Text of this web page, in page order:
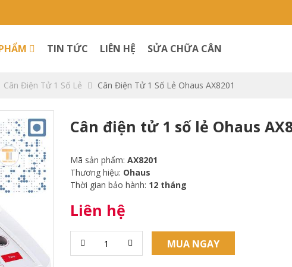
TIN TỨC LIÊN HỆ SỬA CHỮA CÂN
Cân Điện Tử 1 Số Lẻ Cân Điện Tử 1 Số Lẻ Ohaus AX8201
Cân điện tử 1 số lẻ Ohaus
Mã sản phẩm: AX8201
Thương hiệu: Ohaus
Thời gian bảo hành: 12 tháng
Liên hệ
MUA NGAY